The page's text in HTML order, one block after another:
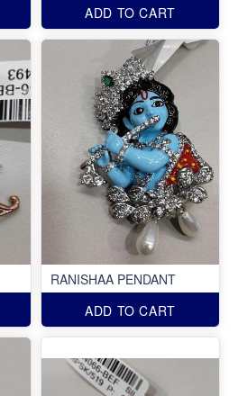
ADD TO CART
RANISHAA PENDANT
ADD TO CART